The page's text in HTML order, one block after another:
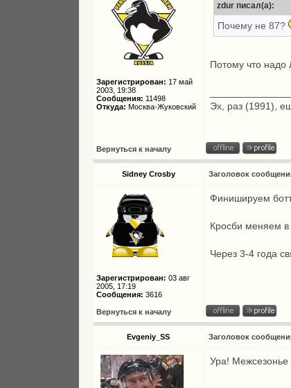
Зарегистрирован: 17 май
2003, 19:38
Сообщения: 11498
Откуда: Москва-Жуковский
zdur писал(а):
Почему не 87?
Потому что надо
Эх, раз (1991),
Вернуться к началу
Sidney Crosby Заголовок
Зарегистрирован: 03 авг
2005, 17:19
Сообщения: 3616
Финишируем
Кросби меняем
Через 3-4 года
Вернуться к началу
Evgeniy_SS Заголовок
Ура! Межсезонье